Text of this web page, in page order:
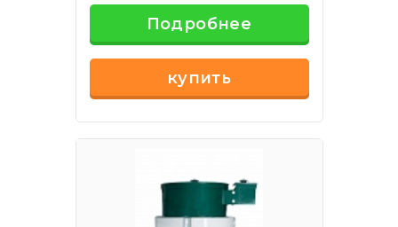
Подробнее
купить